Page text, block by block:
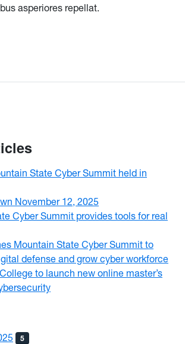
asperiores repellat.
State Cyber Summit held in
November 12, 2025
Cyber Summit provides tools for real
Mountain State Cyber Summit to
defense and grow cyber workforce
to launch new online master’s
5